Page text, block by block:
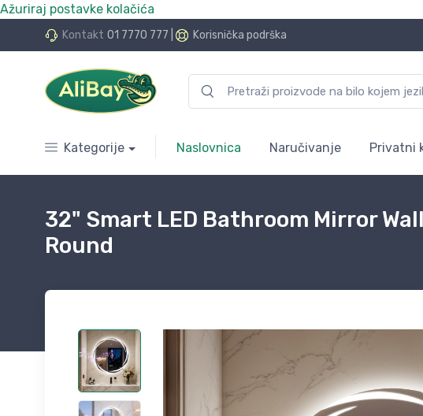
Ažuriraj postavke kolačića
Kontakt 01 7770 777 Korisnička podrška
Postali smo AliBay!
Kategorije Naslovnica Naručivanje Privatni
32" Smart LED Bathroom Mirror
Round